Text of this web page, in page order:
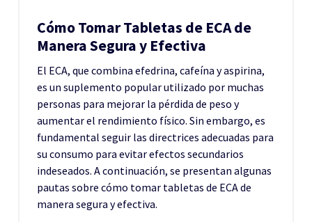
Cómo Tomar Tabletas de ECA de
Manera Segura y Efectiva
El ECA, que combina efedrina, cafeína y aspirina,
es un suplemento popular utilizado por muchas
personas para mejorar la pérdida de peso y
aumentar el rendimiento físico. Sin embargo, es
fundamental seguir las directrices adecuadas para
su consumo para evitar efectos secundarios
indeseados. A continuación, se presentan algunas
pautas sobre cómo tomar tabletas de ECA de
manera segura y efectiva.